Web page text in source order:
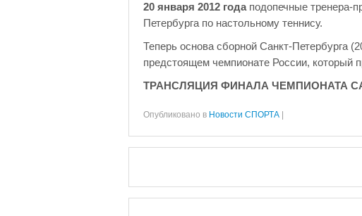
20 января 2012 годаподопечные тренера-
Петербурга по настольному теннису.
Теперь основа сборной Санкт-Петербурга
предстоящем чемпионате России, который
ТРАНСЛЯЦИЯ ФИНАЛА ЧЕМПИОНАТА
Опубликовано в Новости СПОРТА